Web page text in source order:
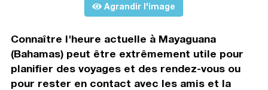
Agrandir l'image
Connaître l'heure actuelle à Mayaguana
(Bahamas) peut être extrêmement utile pour
planifier des voyages et des rendez-vous ou
pour rester en contact avec les amis et la